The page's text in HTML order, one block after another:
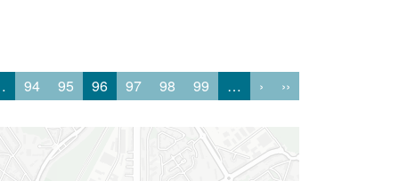
94 95 96 97 98 99 … › ››